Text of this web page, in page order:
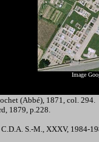
Image
(Abbé), 1871, col. 294.
1879, p.228.
S.-M., XXXV, 1984-